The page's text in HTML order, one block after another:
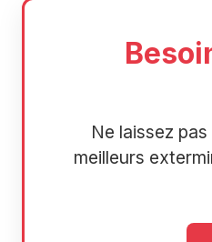
Ne laissez
meilleurs